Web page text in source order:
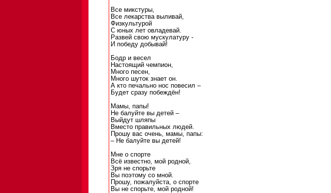
Все микстуры,
Все лекарства выливай,
Физкультурой
С юных лет овладевай.
Развей свою мускулатуру -
И победу добывай!
Бодр и весел
Настоящий чемпион,
Много песен,
Много шуток знает он.
А кто печально нос повесил –
Будет сразу побеждён!
Мамы, папы!
Не балуйте вы детей –
Выйдут шляпы
Вместо правильных людей.
Прошу вас очень, мамы, папы:
– Не балуйте вы детей!
Мне о спорте
Всё известно, мой родной,
Зря не спорьте
Вы поэтому со мной.
Прошу, пожалуйста, о спорте
Вы не спорьте, мой родной!